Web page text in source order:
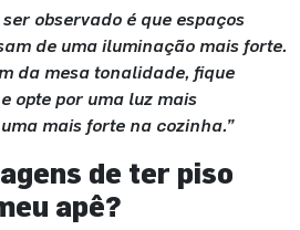
observado é que espaços
de uma iluminação mais forte.
da mesa tonalidade, fique
opte por uma luz mais
mais forte na cozinha.”
de ter piso
apê?